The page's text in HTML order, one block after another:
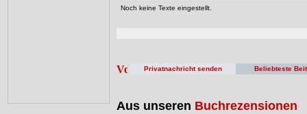
Noch keine Texte eingestellt.
Privatnachricht senden Beliebteste
Aus unseren Buchrezensionen